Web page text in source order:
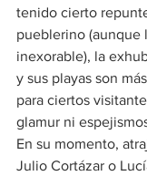
tenido cierto
pueblerino (aunque
inexorable), la
y sus playas son
para ciertos
glamur ni
En su momento,
Julio Cortázar o